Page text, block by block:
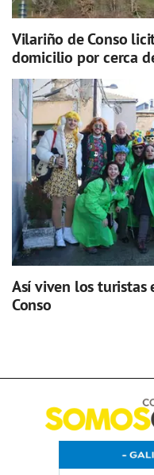
Vilariño de Conso
domicilio por cerca
Así viven los turistas
Conso